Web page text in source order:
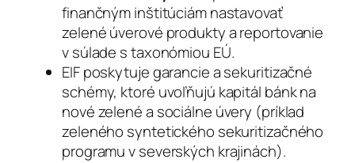
finančným inštitúciám nastavovať
zelené úverové produkty a reportovanie
v súlade s taxonómiou EÚ.
EIF poskytuje garancie a sekuritizačné
schémy, ktoré uvoľňujú kapitál bánk na
nové zelené a sociálne úvery (príklad
zeleného syntetického sekuritizačného
programu v severských krajinách).